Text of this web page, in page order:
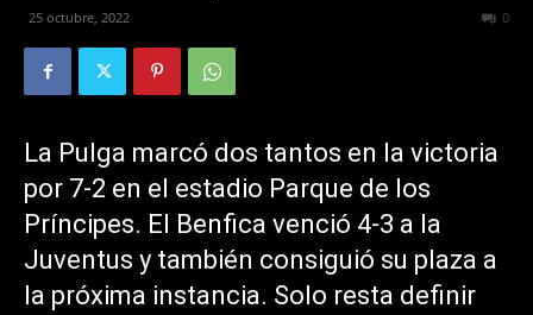
25 octubre, 2022 0
La Pulga marcó dos tantos en la victoria
por 7-2 en el estadio Parque de los
Príncipes. El Benfica venció 4-3 a la
Juventus y también consiguió su plaza a
la próxima instancia. Solo resta definir